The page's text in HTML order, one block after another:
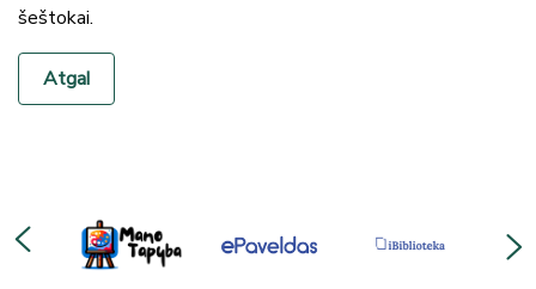
šeštokai.
Atgal